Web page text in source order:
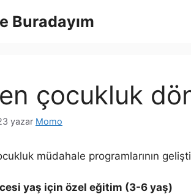
Buradayım
çocukluk
yazar Momo
müdahale programlarının
yaş için özel eğitim (3-6 yaş)